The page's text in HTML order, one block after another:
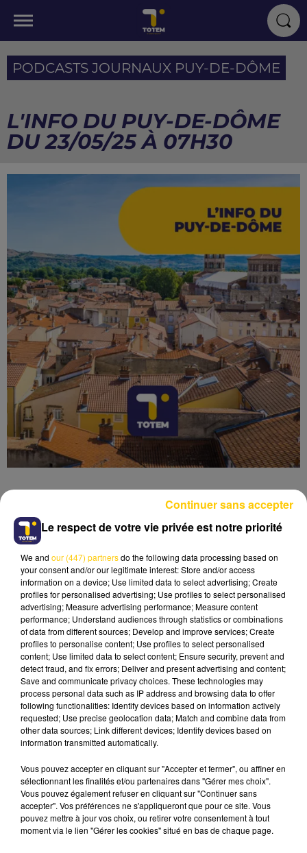
PODCASTS JOURNAUX PUY-DE-DÔME
L'INFO DU PUY-DE-DÔME
DU 23/05/25 À 07H30
23 mai 2025 - 4 min 6 sec
L'INFO DU PUY-DE-DÔME DU 23/05/25
À 07H30
Ecoutez sur Totem l'information dans le Cantal,
le pays de Brioude et Issoire avec les reportages
de nos journalistes sur le terrain.
Le respect de votre vie privée est notre priorité
We and our (447) partnersdo the following data processing based on
your consent and/or our legitimate interest: Store and/or access
information on a device; Use limited data to select advertising; Create
profiles for personalised advertising; Use profiles to select personalised
advertising; Measure advertising performance; Measure content
performance; Understand audiences through statistics or combinations
of data from different sources; Develop and improve services; Create
profiles to personalise content; Use profiles to select personalised
content; Use limited data to select content; Ensure security, prevent and
detect fraud, and fix errors; Deliver and present advertising and content;
Save and communicate privacy choices. These technologies may
process personal data such as IP address and browsing data to offer
following functionalities: Identify devices based on information actively
requested; Use precise geolocation data; Match and combine data from
other data sources; Link different devices; Identify devices based on
information transmitted automatically.
Vous pouvez accepter en cliquant sur "Accepter et fermer", ou affiner en
sélectionnant les finalités et/ou partenaires dans "Gérer mes choix".
Vous pouvez également refuser en cliquant sur "Continuer sans
accepter". Vos préférences ne s'appliqueront que pour ce site. Vous
pouvez mettre à jour vos choix, ou retirer votre consentement à tout
moment via le lien "Gérer les cookies" situé en bas de chaque page.
Continuer sans accepter